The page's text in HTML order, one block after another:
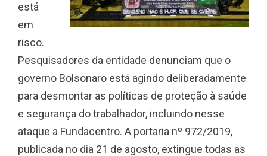
está
em
risco.
Pesquisadores da entidade denunciam que o
governo Bolsonaro está agindo deliberadamente
para desmontar as políticas de proteção à saúde
e segurança do trabalhador, incluindo nesse
ataque a Fundacentro. A portaria nº 972/2019,
publicada no dia 21 de agosto, extingue todas as